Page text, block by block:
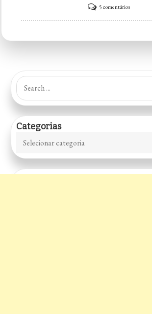
5 comentáriosem
Jardineira
Search
for:
Categorias
Categorias